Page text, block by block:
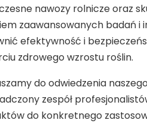
nawozy rolnicze oraz
zaawansowanych badań
efektywność i
zdrowego wzrostu roślin.
do odwiedzenia
zespół
do konkretnego